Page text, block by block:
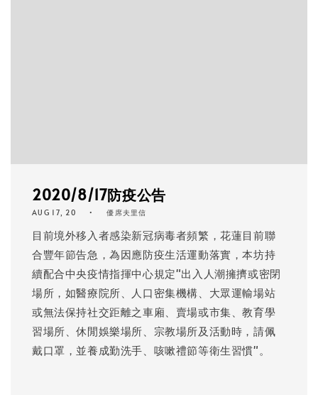
2020/8/17防疫公告
AUG 17, 20 優席夫里信
目前境外移入者感染新冠病毒者頻繁，花蓮目前聯
合豐年節告急，為因應防疫生活運動落實，本坊持
續配合中央疫情指揮中心規定"出入人潮擁擠或密閉
場所，如醫療院所、人口密集機構、大眾運輸場站
或無法保持社交距離之車廂、賣場或市集、教育學
習場所、休閒娛樂場所、宗教場所及活動時，請佩
戴口罩，並養成勤洗手、咳嗽禮節等衛生習慣"。